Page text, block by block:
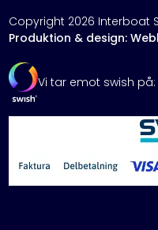
Copyright 2026 Interboat
Produktion & design:
Vi tar emot swish på: